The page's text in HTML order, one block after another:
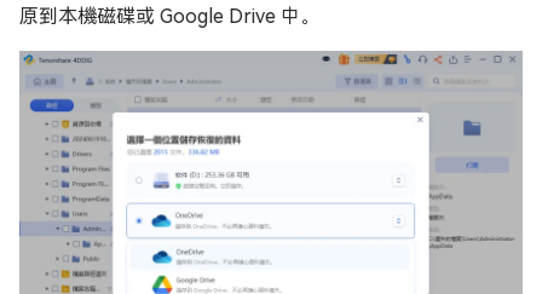
原到本機磁碟或 Google Drive 中。